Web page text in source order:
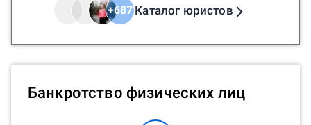
+687Каталог юристов
Банкротство физических лиц